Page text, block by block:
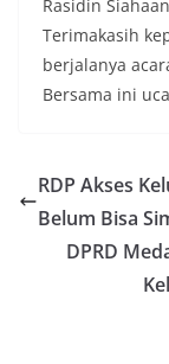
Rasidin
Terimakasih
berjalanya
Bersama ini
RDP Akses
Belum Bisa
DPRD